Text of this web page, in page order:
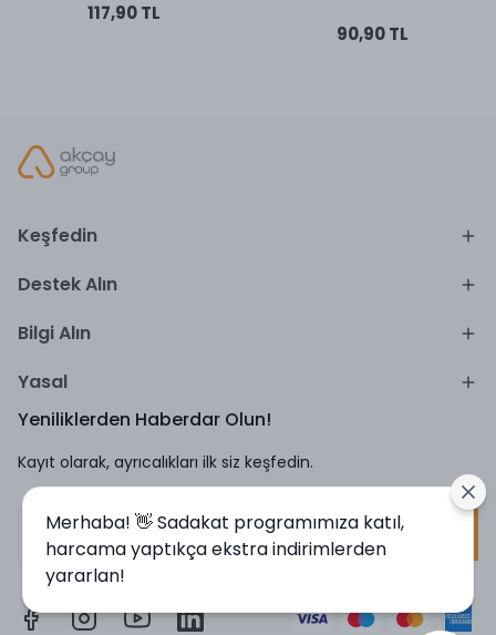
117,90 TL
90,90 TL
Keşfedin
Destek Alın
Bilgi Alın
Yasal
Yeniliklerden Haberdar Olun!
Kayıt olarak, ayrıcalıkları ilk siz keşfedin.
Merhaba! 👋 Sadakat programımıza katıl,
harcama yaptıkça ekstra indirimlerden
yararlan!